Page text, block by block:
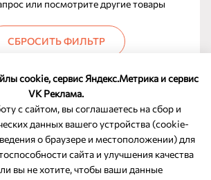
cookie, сервис Яндекс.Метрика и сервис
VK Реклама.
с сайтом, вы соглашаетесь на сбор и
данных вашего устройства (cookie-
о браузере и местоположении) для
сайта и улучшения качества
вы не хотите, чтобы ваши данные
или посмотрите другие товары
СБРОСИТЬ ФИЛЬТР
ОБРАТНАЯ СВЯЗЬ
8-800-350-46-10